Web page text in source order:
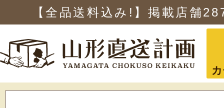
【全品送料込み!】掲載店舗